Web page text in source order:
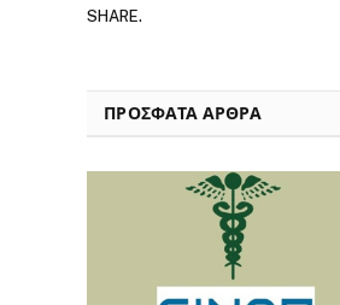
SHARE.
ΠΡΟΣΦΑΤΑ ΑΡΘΡΑ